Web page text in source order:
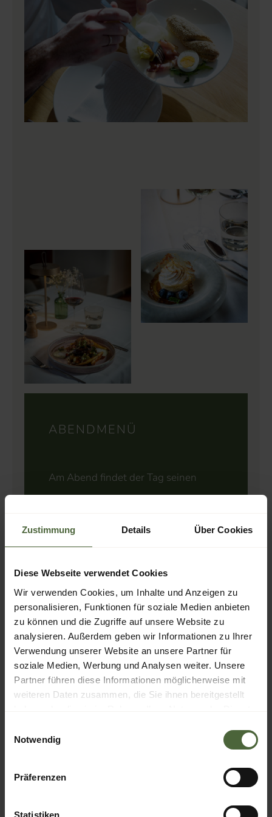
Zustimmung Details Über Cookies
Diese Webseite verwendet Cookies
Wir verwenden Cookies, um Inhalte und Anzeigen zu
personalisieren, Funktionen für soziale Medien anbieten
zu können und die Zugriffe auf unsere Website zu
analysieren. Außerdem geben wir Informationen zu Ihrer
Verwendung unserer Website an unsere Partner für
soziale Medien, Werbung und Analysen weiter. Unsere
Partner führen diese Informationen möglicherweise mit
weiteren Daten zusammen, die Sie ihnen bereitgestellt
Notwendig
Präferenzen
Statistiken
ABENDMENÜ
Am Abend findet der Tag seinen
18:00 und 20:30 Uhr servieren wir
Ihnen unser exquisites, mehrgängiges
Menü. Dabei wählen Sie aus drei
kulinarischen Richtungen:
Frisch & Regional– mit Fleisch
oder Fisch, geprägt von
hochwertigen Produkten aus der
Region.